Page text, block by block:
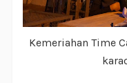
Kemeriahan Time